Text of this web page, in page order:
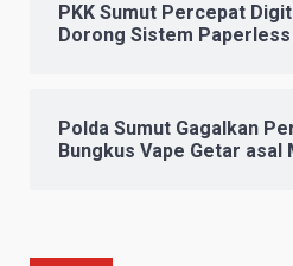
PKK Sumut Percepat
Dorong Sistem
Polda Sumut Gagalkan
Bungkus Vape Getar asal